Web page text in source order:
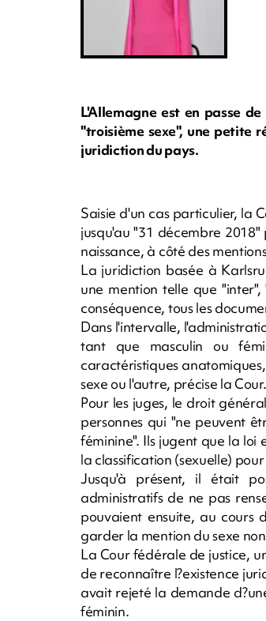
L'Allemagne est en passe
"troisième sexe", une petite
juridiction du pays.
Saisie d'un cas particulier, la
jusqu'au "31 décembre
naissance, à côté des
La juridiction basée à
une mention telle que
conséquence, tous les
Dans l'intervalle,
tant que masculin ou
caractéristiques
sexe ou l'autre, précise la Cour.
Pour les juges, le droit
personnes qui "ne peuvent
féminine". Ils jugent que la loi
la classification (sexuelle)
Jusqu'à présent, il était
administratifs de ne pas
pouvaient ensuite, au cours
garder la mention du sexe
La Cour fédérale de justice,
de reconnaître l?existence
avait rejeté la demande
féminin.